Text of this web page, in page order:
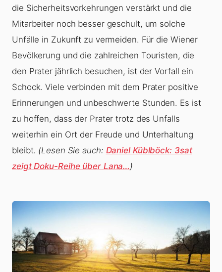
die Sicherheitsvorkehrungen verstärkt und die
Mitarbeiter noch besser geschult, um solche
Unfälle in Zukunft zu vermeiden. Für die Wiener
Bevölkerung und die zahlreichen Touristen, die
den Prater jährlich besuchen, ist der Vorfall ein
Schock. Viele verbinden mit dem Prater positive
Erinnerungen und unbeschwerte Stunden. Es ist
zu hoffen, dass der Prater trotz des Unfalls
weiterhin ein Ort der Freude und Unterhaltung
bleibt. (Lesen Sie auch: Daniel Küblböck: 3sat
zeigt Doku-Reihe über Lana…)